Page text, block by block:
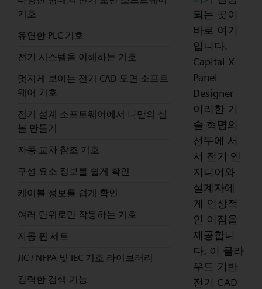
기호
유연한 PLC 기호
전기 시스템을 이해하는 기호
멋지게 보이는 전기 CAD 도면 소프트
웨어 기호
전기 설계 소프트웨어에서 나만의 심
볼 만들기
자동 교차 참조 기호
구성 요소 정보를 쉽게 확인
케이블 정보를 쉽게 확인
여러 단위로만 작동하는 기호
자동 핀 세트
JIC / NFPA 및 IEC 기호 라이브러리
강력한 검색 기능
되는 곳이
바로 여기
입니다.
Capital X
Panel
Designer
이러한 기
술 혁명의
선두에 서
서 전기 엔
지니어와
설계자에
게 인상적
인 이점을
제공합니
다. 이 클라
우드 기반
전기 CAD